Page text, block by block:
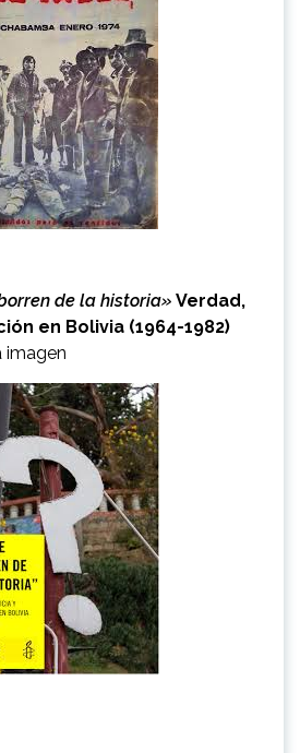
de la historia» Verdad,
en Bolivia (1964-1982)
imagen